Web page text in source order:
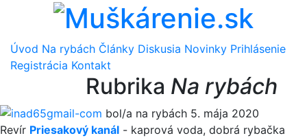
Úvod Na rybách Články Diskusia Novinky Prihlásenie
Registrácia Kontakt
Rubrika Na rybách
inad65gmail-com bol/a na rybách 5. mája 2020
Revír Priesakový kanál - kaprová voda, dobrá rybačka